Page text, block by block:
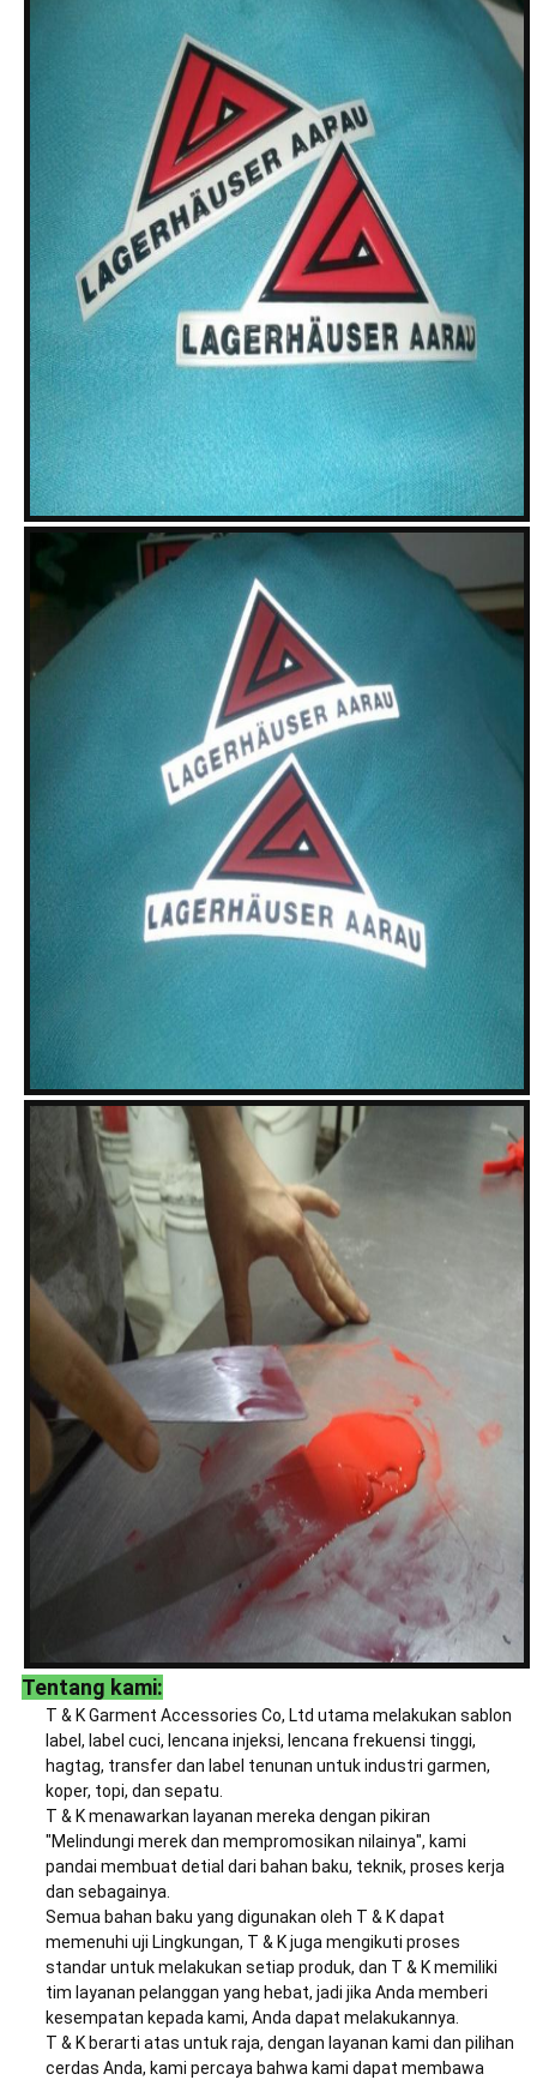
Tentang kami:
T & K Garment Accessories Co, Ltd utama melakukan sablon
label, label cuci, lencana injeksi, lencana frekuensi tinggi,
hagtag, transfer dan label tenunan untuk industri garmen,
koper, topi, dan sepatu.
T & K menawarkan layanan mereka dengan pikiran
"Melindungi merek dan mempromosikan nilainya", kami
pandai membuat detial dari bahan baku, teknik, proses kerja
dan sebagainya.
Semua bahan baku yang digunakan oleh T & K dapat
memenuhi uji Lingkungan, T & K juga mengikuti proses
standar untuk melakukan setiap produk, dan T & K memiliki
tim layanan pelanggan yang hebat, jadi jika Anda memberi
kesempatan kepada kami, Anda dapat melakukannya.
T & K berarti atas untuk raja, dengan layanan kami dan pilihan
cerdas Anda, kami percaya bahwa kami dapat membawa